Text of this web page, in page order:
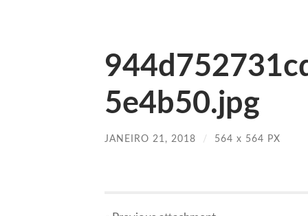
5e4b50.jpg
JANEIRO 21, 2018 / 564 x 564 PX